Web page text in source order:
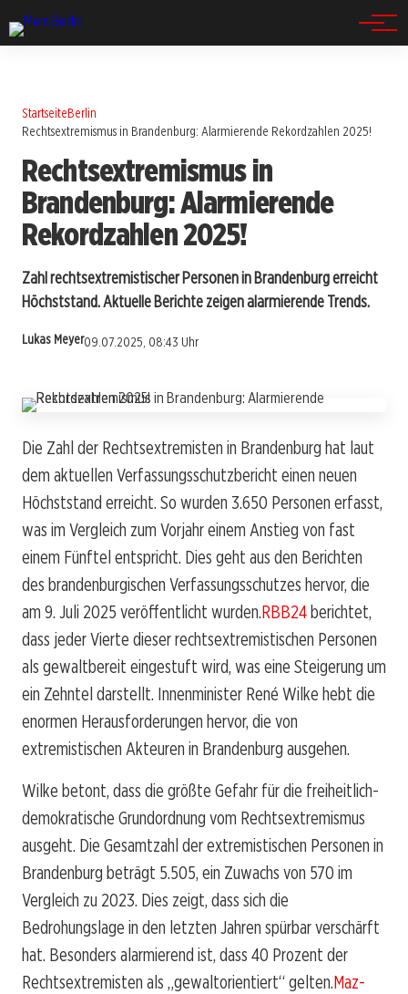
StartseiteBerlin
Rechtsextremismus in Brandenburg: Alarmierende Rekordzahlen 2025!
Rechtsextremismus in
Brandenburg: Alarmierende
Rekordzahlen 2025!
Zahl rechtsextremistischer Personen in Brandenburg erreicht
Höchststand. Aktuelle Berichte zeigen alarmierende Trends.
Lukas Meyer09.07.2025, 08:43 Uhr
Die Zahl der Rechtsextremisten in Brandenburg hat laut
dem aktuellen Verfassungsschutzbericht einen neuen
Höchststand erreicht. So wurden 3.650 Personen erfasst,
was im Vergleich zum Vorjahr einem Anstieg von fast
einem Fünftel entspricht. Dies geht aus den Berichten
des brandenburgischen Verfassungsschutzes hervor, die
am 9. Juli 2025 veröffentlicht wurden.RBB24berichtet,
dass jeder Vierte dieser rechtsextremistischen Personen
als gewaltbereit eingestuft wird, was eine Steigerung um
ein Zehntel darstellt. Innenminister René Wilke hebt die
enormen Herausforderungen hervor, die von
extremistischen Akteuren in Brandenburg ausgehen.
Wilke betont, dass die größte Gefahr für die freiheitlich-
demokratische Grundordnung vom Rechtsextremismus
ausgeht. Die Gesamtzahl der extremistischen Personen in
Brandenburg beträgt 5.505, ein Zuwachs von 570 im
Vergleich zu 2023. Dies zeigt, dass sich die
Bedrohungslage in den letzten Jahren spürbar verschärft
hat. Besonders alarmierend ist, dass 40 Prozent der
Rechtsextremisten als „gewaltorientiert“ gelten.Maz-